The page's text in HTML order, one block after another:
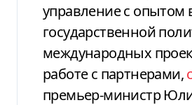
управление с опытом
государственной
международных
работе с партнерами,
премьер-министр